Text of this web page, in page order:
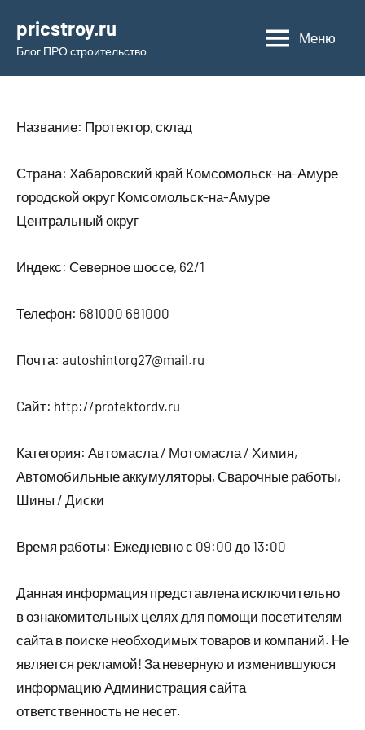
содержимому
pricstroy.ru
Блог ПРО строительство
Меню
Название: Протектор, склад
Страна: Хабаровский край Комсомольск-на-Амуре
городской округ Комсомольск-на-Амуре
Центральный округ
Индекс: Северное шоссе, 62/1
Телефон: 681000 681000
Почта: autoshintorg27@mail.ru
Cайт: http://protektordv.ru
Категория: Автомасла / Мотомасла / Химия,
Автомобильные аккумуляторы, Сварочные работы,
Шины / Диски
Время работы: Ежедневно с 09:00 до 13:00
Данная информация представлена исключительно
в ознакомительных целях для помощи посетителям
сайта в поиске необходимых товаров и компаний. Не
является рекламой! За неверную и изменившуюся
информацию Администрация сайта
ответственность не несет.